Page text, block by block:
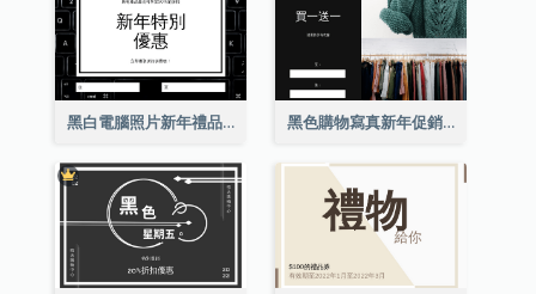
黑白電腦照片新年禮品卡 黑色購物寫真新年促銷禮品卡